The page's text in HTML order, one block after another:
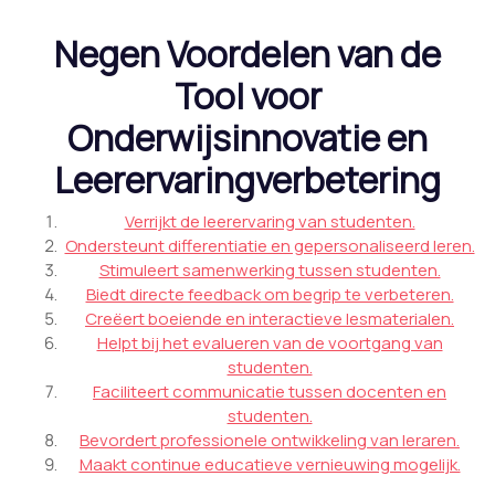
Negen Voordelen van de
Tool voor
Onderwijsinnovatie en
Leerervaringverbetering
Verrijkt de leerervaring van studenten.
Ondersteunt differentiatie en gepersonaliseerd leren.
Stimuleert samenwerking tussen studenten.
Biedt directe feedback om begrip te verbeteren.
Creëert boeiende en interactieve lesmaterialen.
Helpt bij het evalueren van de voortgang van
studenten.
Faciliteert communicatie tussen docenten en
studenten.
Bevordert professionele ontwikkeling van leraren.
Maakt continue educatieve vernieuwing mogelijk.